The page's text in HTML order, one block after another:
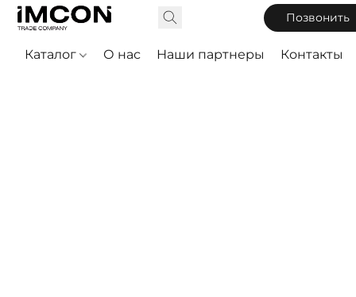
Позвонить
Каталог О нас Наши партнеры Контакты